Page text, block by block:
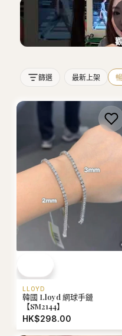
篩選 最新上架
LLOYD
韓國 Lloyd 網球手鏈
【SM2144】
HK$298.00